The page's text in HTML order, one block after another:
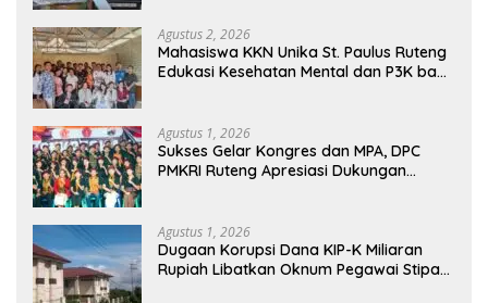
Agustus 2, 2026
Mahasiswa KKN Unika St. Paulus Ruteng
Edukasi Kesehatan Mental dan P3K bagi
Agustus 1, 2026
Sukses Gelar Kongres dan MPA, DPC
PMKRI Ruteng Apresiasi Dukungan
Agustus 1, 2026
Dugaan Korupsi Dana KIP-K Miliaran
Rupiah Libatkan Oknum Pegawai Stipas